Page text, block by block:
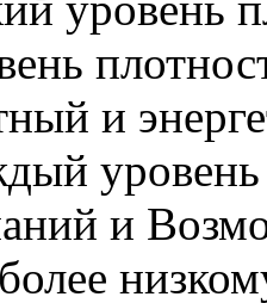
и
и